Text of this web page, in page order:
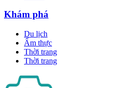
Khám phá
Du lịch
Ẩm thực
Thời trang
Thời trang